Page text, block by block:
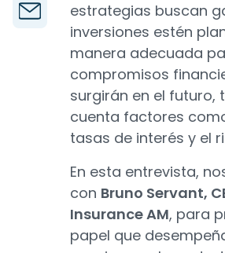
estrategias buscan
inversiones estén
manera adecuada
compromisos
surgirán en el futuro,
cuenta factores
tasas de interés y el
En esta entrevista,
con Bruno Servant,
Insurance AM, para
papel que